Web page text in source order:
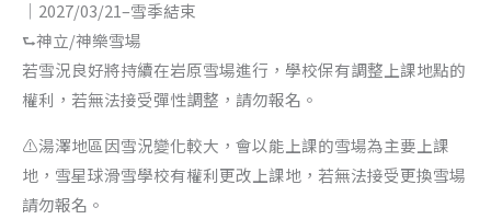
｜2027/03/21–雪季結束
⮑神立/神樂雪場
若雪況良好將持續在岩原雪場進行，學校保有調整上課地點的
權利，若無法接受彈性調整，請勿報名。
⚠️湯澤地區因雪況變化較大，會以能上課的雪場為主要上課
地，雪星球滑雪學校有權利更改上課地，若無法接受更換雪場
請勿報名。